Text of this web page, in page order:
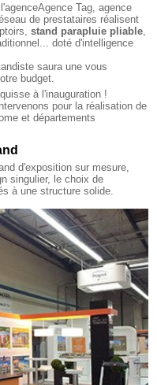
Tag, agence
de prestataires réalisent
stand parapluie pliable
doté d'intelligence
saura une vous
budget.
à l'inauguration !
pour la réalisation de
et départements
d'exposition sur mesure,
singulier, le choix de
à une structure solide.